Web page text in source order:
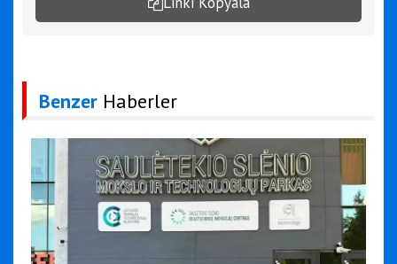
Benzer Haberler